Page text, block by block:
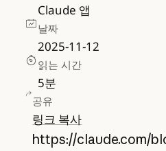
Claude 앱
날짜
2025-11-12
읽는 시간
5분
공유
링크 복사
https://claude.com/